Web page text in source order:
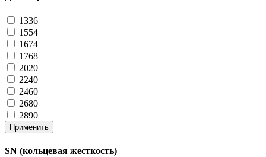
1336
1554
1674
1768
2020
2240
2460
2680
2890
Применить
SN (кольцевая жесткость)